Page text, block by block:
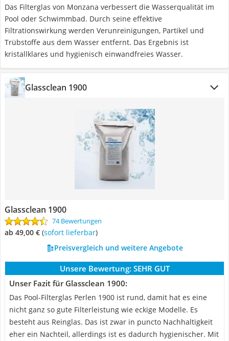
Das Filterglas von Monzana verbessert die Wasserqualität im
Pool oder Schwimmbad. Durch seine effektive
Filtrationswirkung werden Verunreinigungen, Partikel und
Trübstoffe aus dem Wasser entfernt. Das Ergebnis ist
kristallklares und hygienisch einwandfreies Wasser.
Glassclean 1900
Glassclean 1900
74 Bewertungen
ab 49,00 € ( Sofort lieferbar)
Preisvergleich und weitere Angebote
Unsere Bewertung: SEHR GUT
Unser Fazit für Glassclean 1900:
Das Pool-Filterglas Perlen 1900 ist rund, damit hat es eine
nicht ganz so gute Filterleistung wie eckige Modelle. Es
besteht aus Reinglas. Das ist zwar in puncto Nachhaltigkeit
eher ein Nachteil, allerdings ist es dadurch hygienischer. Mit